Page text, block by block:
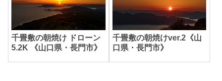
千畳敷の朝焼け ドローン
5.2K 《山口県・長門市》
千畳敷の朝焼けver.2《山
口県・長門市》